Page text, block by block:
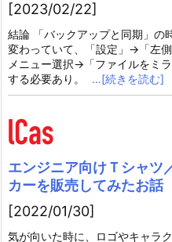
[2023/02/22]
結論 「バックアップと同期」の
変わっていて、「設定」→「左側
メニュー選択→「ファイルをミ
する必要あり。
…[続きを読む]
エンジニア向けＴシャツ
カーを販売してみたお話
[2022/01/30]
気が向いた時に、ロゴやキャラ